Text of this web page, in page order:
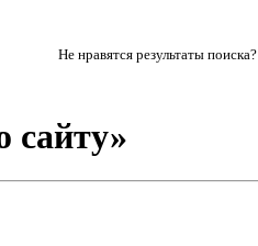
Не нравятся результаты поиска?
сайту»